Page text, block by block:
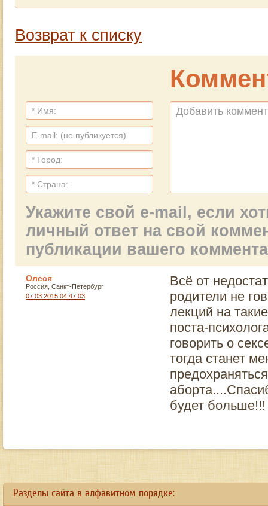
Возврат к списку
Укажите свой e-mail, если
личный ответ на свой
публикации вашего
Олеся
Россия, Cанкт-Петербург
07.03.2015 04:47:03
Всё от
родители не
лекций на
поста-
говорить о
тогда станет
будет больше!!!
the big ten started fees are raised yet unfortunately customers continues to be feel
Разделы сайта в алфавитном порядке: